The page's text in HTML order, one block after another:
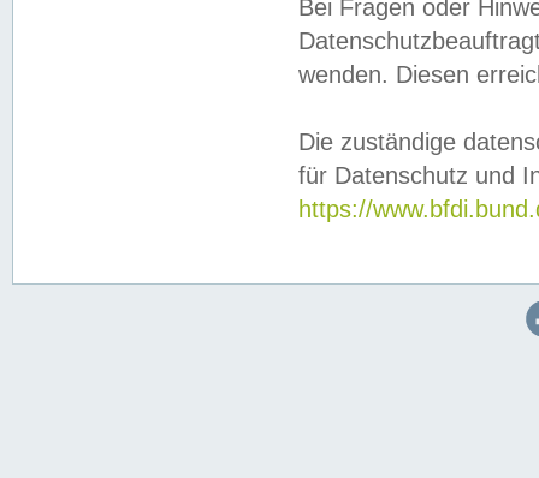
Bei Fragen oder
wenden. Diesen
Die zuständige
für Datenschutz und
https://